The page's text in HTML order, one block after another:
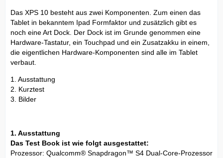
Das XPS 10 besteht aus zwei Komponenten. Zum einen das
Tablet in bekanntem Ipad Formfaktor und zusätzlich gibt es
noch eine Art Dock. Der Dock ist im Grunde genommen eine
Hardware-Tastatur, ein Touchpad und ein Zusatzakku in einem,
die eigentlichen Hardware-Komponenten sind alle im Tablet
verbaut.
1. Ausstattung
2. Kurztest
3. Bilder
1. Ausstattung
Das Test Book ist wie folgt ausgestattet:
Prozessor: Qualcomm® Snapdragon™ S4 Dual-Core-Prozessor